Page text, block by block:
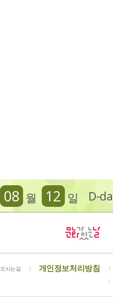
D-
08 월 12 일
오시는길 개인정보처리방침